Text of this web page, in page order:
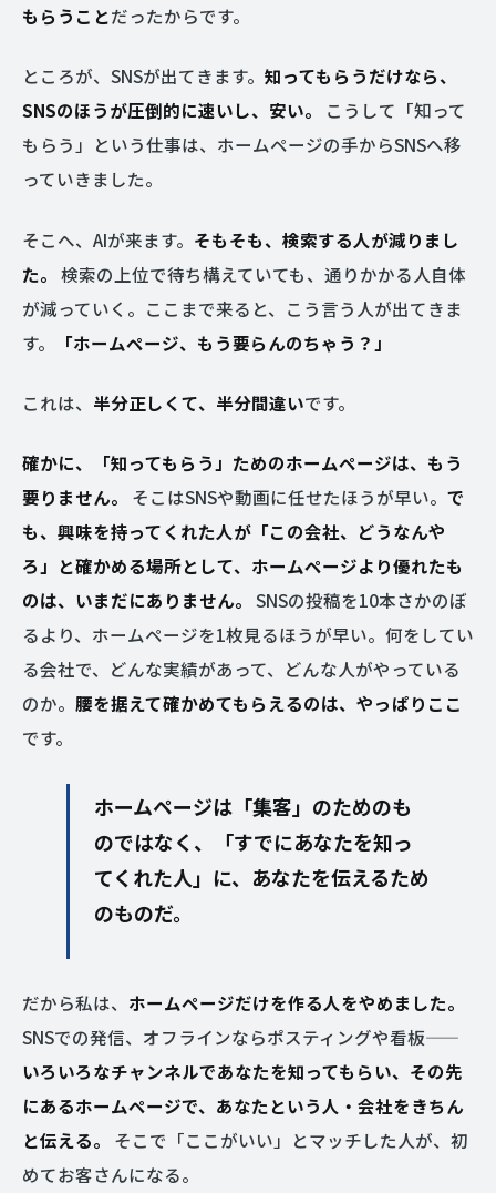
もらうことだったからです。
ところが、SNSが出てきます。 知ってもらうだけなら、
SNSのほうが圧倒的に速いし、安い。
こうして「知って
もらう」という仕事は、ホームページの手からSNSへ移
っていきました。
そこへ、AIが来ます。 そもそも、検索する人が減りまし
た。 検索の上位で待ち構えていても、通りかかる人自体
が減っていく。ここまで来ると、こう言う人が出てきま
す。
「ホームページ、もう要らんのちゃう？」
これは、 半分正しくて、半分間違いです。
確かに、「知ってもらう」ためのホームページは、もう
要りません。
そこはSNSや動画に任せたほうが早い。 で
も、興味を持ってくれた人が「この会社、どうなんや
ろ」と確かめる場所として、ホームページより優れたも
のは、いまだにありません。 SNSの投稿を10本さかのぼ
るより、ホームページを1枚見るほうが早い。何をしてい
る会社で、どんな実績があって、どんな人がやっている
のか。 腰を据えて確かめてもらえるのは、やっぱりここ
です。
ホームページは「集客」のためのも
のではなく、「すでにあなたを知っ
てくれた人」に、あなたを伝えるため
のものだ。
だから私は、 ホームページだけを作る人をやめました。
SNSでの発信、オフラインならポスティングや看板——
いろいろなチャンネルであなたを知ってもらい、その先
にあるホームページで、あなたという人・会社をきちん
と伝える。
そこで「ここがいい」とマッチした人が、初
めてお客さんになる。